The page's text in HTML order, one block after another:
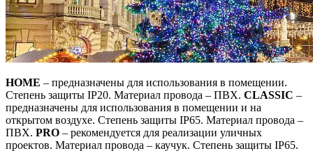
HOME – предназначены для использования в помещении.
Степень защиты IP20. Материал провода – ПВХ. CLASSIC –
предназначены для использования в помещении и на
открытом воздухе. Степень защиты IP65. Материал провода –
ПВХ. PRO – рекомендуется для реализации уличных
проектов. Материал провода – каучук. Степень защиты IP65.